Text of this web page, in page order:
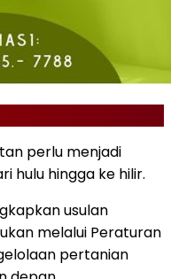
perlu menjadi
hulu hingga ke hilir.
usulan
melalui Peraturan
pertanian